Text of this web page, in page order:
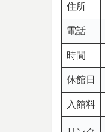
住所
電話
時間
休館日
入館料